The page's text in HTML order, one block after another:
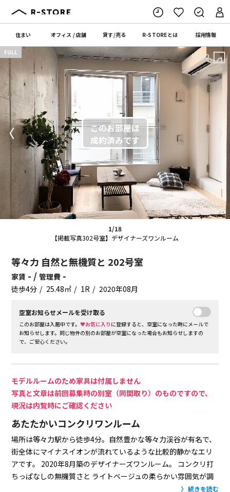
住まい オフィス /店舗 貸す/売る R-STOREとは 採用情報
1/18
【掲載写真302号室】デザイナーズワンルーム
〈 〉
FULL 間取り
等々力 自然と無機質と 202号室
家賃 - /管理費 -
徒歩4分 25.48㎡ 1R 2020年08月
空室お知らせメールを受け取る
このお部屋は入居中です。♥お気に入り に登録すると、空室になった時にメールで
お知らせします。同じ物件の別のお部屋が空室になった場合もお知らせしますの
で、ご安心ください。
モデルルームのため家具は付属しません
写真と文章は前回募集時の別室（同間取り）のものですので、
現況は内覧時にご確認ください
あたたかいコンクリワンルーム
場所は等々力駅から徒歩4分。自然豊かな等々力渓谷が有名で、
街全体にマイナスイオンが流れているような比較的静かなエリ
アです。
2020年8月築のデザイナーズワンルーム。
コンクリ打
ちっぱなしの無機質さと ライトベージュの柔らかい雰囲気が調
水回りやキッチンがぎゅっとコンパクトにま
続きを読む